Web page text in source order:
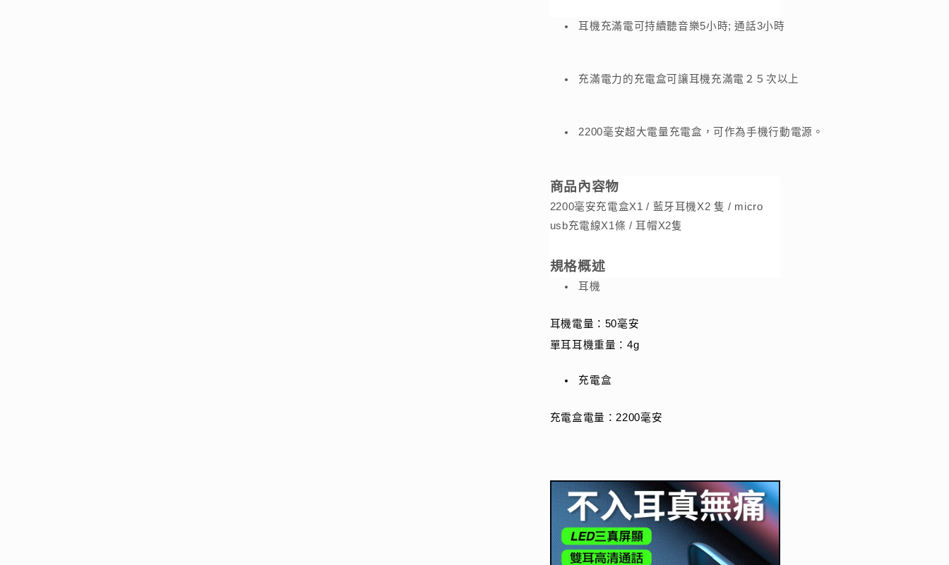
耳機充滿電可持續聽音樂5小時; 通話3小時
充滿電力的充電盒可讓耳機充滿電２５次以上
2200毫安超大電量充電盒，可作為手機行動電源。
商品內容物
2200毫安充電盒X1 / 藍牙耳機X2 隻 / micro
usb充電線X1條 / 耳帽X2隻
規格概述
耳機
耳機電量：50毫安
單耳耳機重量：4g
充電盒
充電盒電量：2200毫安